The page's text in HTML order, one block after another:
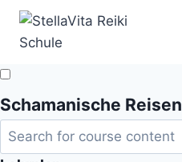
Zum
springen
Schamanische Reisen